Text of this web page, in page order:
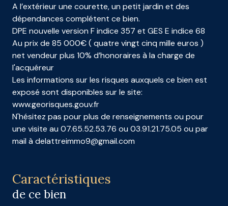
A l’extérieur une courette, un petit jardin et des
dépendances complétent ce bien.
DPE nouvelle version F indice 357 et GES E indice 68
Au prix de 85 000€ ( quatre vingt cinq mille euros )
net vendeur plus 10% d’honoraires à la charge de
l'acquéreur
Les informations sur les risques auxquels ce bien est
exposé sont disponibles sur le site:
www.georisques.gouv.fr
N'hésitez pas pour plus de renseignements ou pour
une visite au 07.65.52.53.76 ou 03.91.21.75.05 ou par
mail à delattreimmo9@gmail.com
Caractéristiques
de ce bien